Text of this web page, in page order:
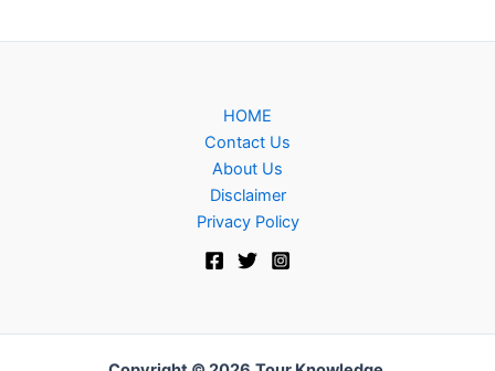
HOME
Contact Us
About Us
Disclaimer
Privacy Policy